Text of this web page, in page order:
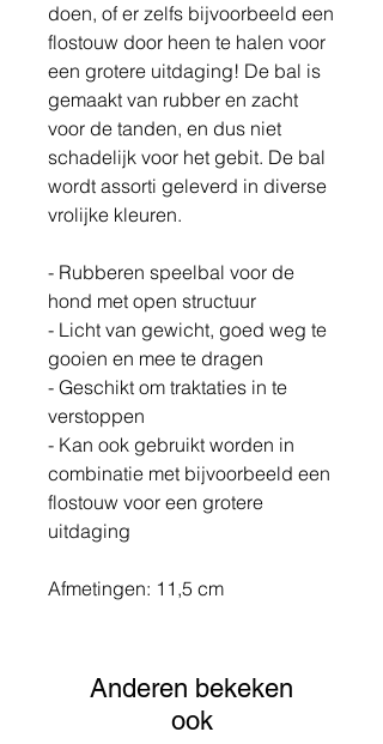
doen, of er zelfs bijvoorbeeld een
flostouw door heen te halen voor
een grotere uitdaging! De bal is
gemaakt van rubber en zacht
voor de tanden, en dus niet
schadelijk voor het gebit. De bal
wordt assorti geleverd in diverse
vrolijke kleuren.
- Rubberen speelbal voor de
hond met open structuur
- Licht van gewicht, goed weg te
gooien en mee te dragen
- Geschikt om traktaties in te
verstoppen
- Kan ook gebruikt worden in
combinatie met bijvoorbeeld een
flostouw voor een grotere
uitdaging
Afmetingen: 11,5 cm
Anderen bekeken
ook